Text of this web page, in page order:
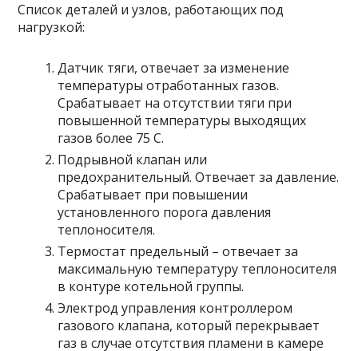
Список деталей и узлов, работающих под
нагрузкой:
Датчик тяги, отвечает за изменение
температуры отработанных газов.
Срабатывает на отсутствии тяги при
повышенной температуры выходящих
газов более 75 С.
Подрывной клапан или
предохранительный. Отвечает за давление.
Срабатывает при повышении
установленного порога давления
теплоносителя.
Термостат предельный – отвечает за
максимальную температуру теплоносителя
в контуре котельной группы.
Электрод управления контроллером
газового клапана, который перекрывает
газ в случае отсутствия пламени в камере